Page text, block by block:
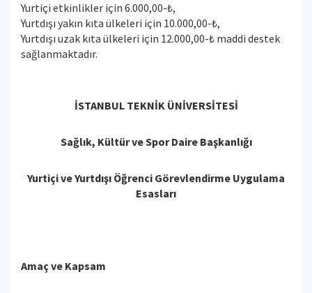
Yurtiçi etkinlikler için 6.000,00-₺,
Yurtdışı yakın kıta ülkeleri için 10.000,00-₺,
Yurtdışı uzak kıta ülkeleri için 12.000,00-₺ maddi destek
sağlanmaktadır.
İSTANBUL TEKNİK ÜNİVERSİTESİ
Sağlık, Kültür ve Spor Daire Başkanlığı
Yurtiçi ve Yurtdışı Öğrenci Görevlendirme Uygulama
Esasları
Amaç ve Kapsam